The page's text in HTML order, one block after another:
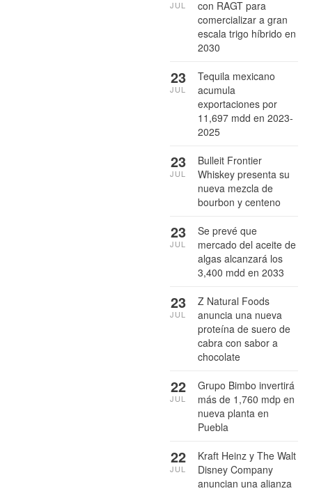
con RAGT para
comercializar a gran
escala trigo híbrido en
2030
JUL
Tequila mexicano
acumula
exportaciones por
11,697 mdd en 2023-
2025
23
JUL
Bulleit Frontier
Whiskey presenta su
nueva mezcla de
bourbon y centeno
23
JUL
Se prevé que
mercado del aceite de
algas alcanzará los
3,400 mdd en 2033
23
JUL
Z Natural Foods
anuncia una nueva
proteína de suero de
cabra con sabor a
chocolate
23
JUL
Grupo Bimbo invertirá
más de 1,760 mdp en
nueva planta en
Puebla
22
JUL
Kraft Heinz y The Walt
Disney Company
anuncian una alianza
22
JUL